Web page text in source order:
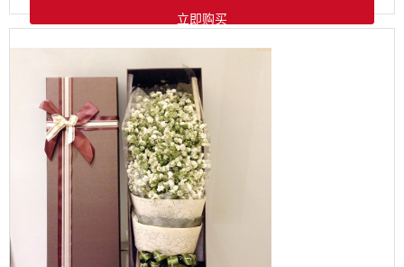
立即购买